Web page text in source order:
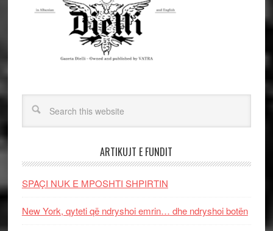
ARTIKUJT E FUNDIT
SPAÇI NUK E MPOSHTI SHPIRTIN
New York, qyteti që ndryshoi emrin… dhe ndryshoi botën